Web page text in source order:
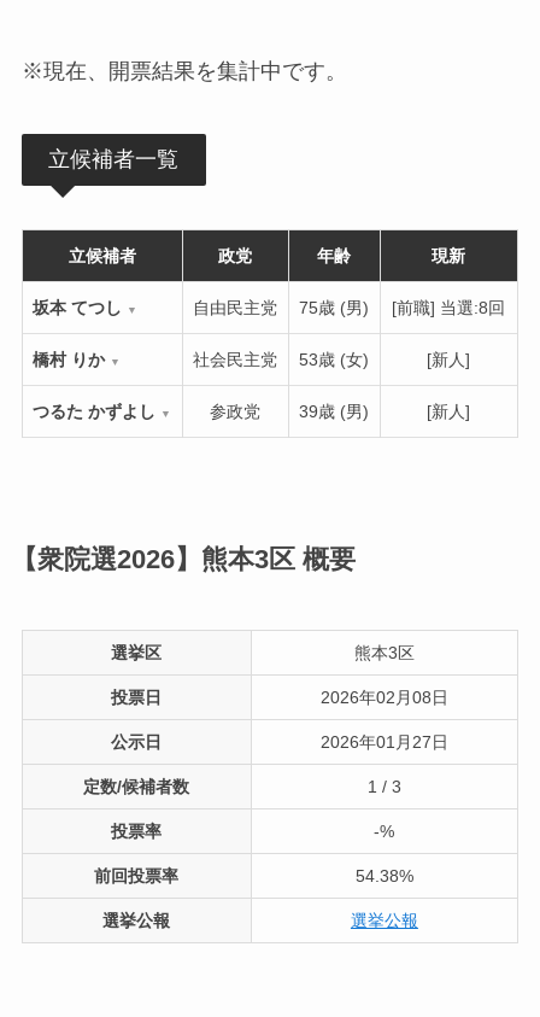
※現在、開票結果を集計中です。
立候補者一覧
立候補者 政党 年齢 現新
坂本 てつし ▼ 自由民主党 75歳 (男) [前職] 当選:8回
橋村 りか ▼ 社会民主党 53歳 (女) [新人]
つるた かずよし ▼ 参政党 39歳 (男) [新人]
【衆院選2026】熊本3区 概要
選挙区 熊本3区
投票日 2026年02月08日
公示日 2026年01月27日
定数/候補者数 1 / 3
投票率 -%
前回投票率 54.38%
選挙公報 選挙公報